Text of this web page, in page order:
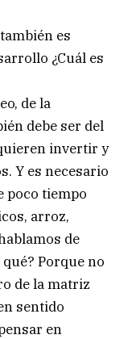
es
¿Cuál es
de la
debe ser del
invertir y
Y es necesario
poco tiempo
arroz,
de
Porque no
de la matriz
sentido
en